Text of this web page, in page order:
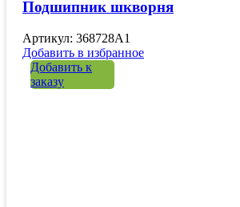
Подшипник шкворня
Артикул: 368728A1
Добавить в избранное
Добавить к
заказу